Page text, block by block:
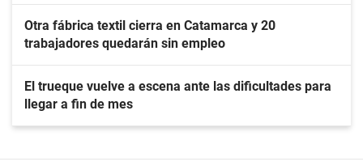
Otra fábrica textil cierra en Catamarca y 20
trabajadores quedarán sin empleo
El trueque vuelve a escena ante las dificultades para
llegar a fin de mes